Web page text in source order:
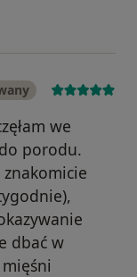
we
porodu.
dbać w